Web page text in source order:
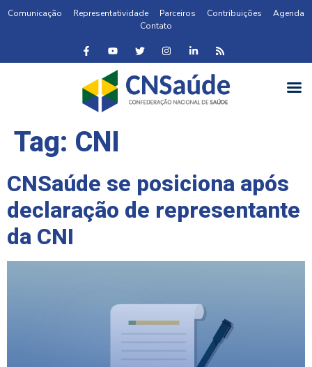
Comunicação Representatividade Parceiros Contribuições
Agenda
Contato
Tag: CNI
CNSaúde se posiciona após
declaração de representante
da CNI